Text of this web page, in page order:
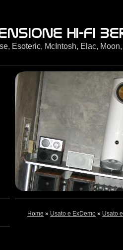
Esoteric, McIntosh, Elac,
Home » Usato e ExDemo » Usato